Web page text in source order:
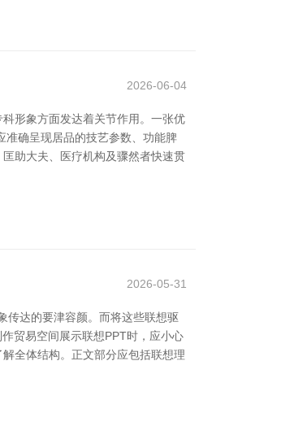
2026-06-04
形象方面发达着关节作用。一张优
准确呈现居品的技艺参数、功能脾
助大夫、医疗机构及骤然者快速贯
2026-05-31
传达的要津容颜。而将这些联想驱
贸易空间展示联想PPT时，应小心
全体结构。正文部分应包括联想理